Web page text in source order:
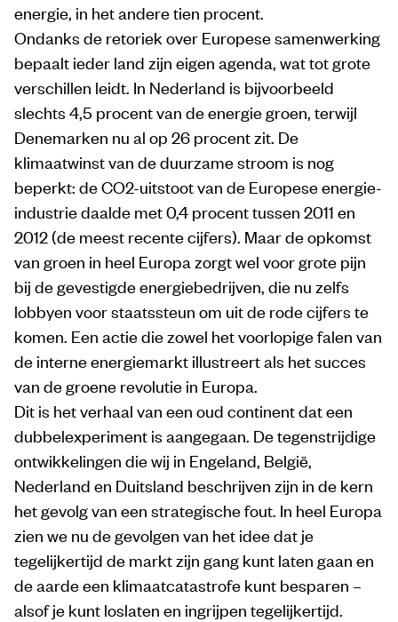
energie, in het andere tien procent.
Ondanks de retoriek over Europese samenwerking
bepaalt ieder land zijn eigen agenda, wat tot grote
verschillen leidt. In Nederland is bijvoorbeeld
slechts 4,5 procent van de energie groen, terwijl
Denemarken nu al op 26 procent zit. De
klimaatwinst van de duurzame stroom is nog
beperkt: de CO2-uitstoot van de Europese energie-
industrie daalde met 0,4 procent tussen 2011 en
2012 (de meest recente cijfers). Maar de opkomst
van groen in heel Europa zorgt wel voor grote pijn
bij de gevestigde energiebedrijven, die nu zelfs
lobbyen voor staatssteun om uit de rode cijfers te
komen. Een actie die zowel het voorlopige falen van
de interne energiemarkt illustreert als het succes
van de groene revolutie in Europa.
Dit is het verhaal van een oud continent dat een
dubbelexperiment is aangegaan. De tegenstrijdige
ontwikkelingen die wij in Engeland, België,
Nederland en Duitsland beschrijven zijn in de kern
het gevolg van een strategische fout. In heel Europa
zien we nu de gevolgen van het idee dat je
tegelijkertijd de markt zijn gang kunt laten gaan en
de aarde een klimaatcatastrofe kunt besparen –
alsof je kunt loslaten en ingrijpen tegelijkertijd.